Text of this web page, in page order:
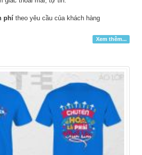
phí theo yêu cầu của khách hàng
Xem thêm...